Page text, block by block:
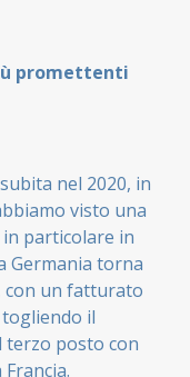
promettenti
nel 2020, in
visto una
particolare in
Germania torna
con un fatturato
il
terzo posto con